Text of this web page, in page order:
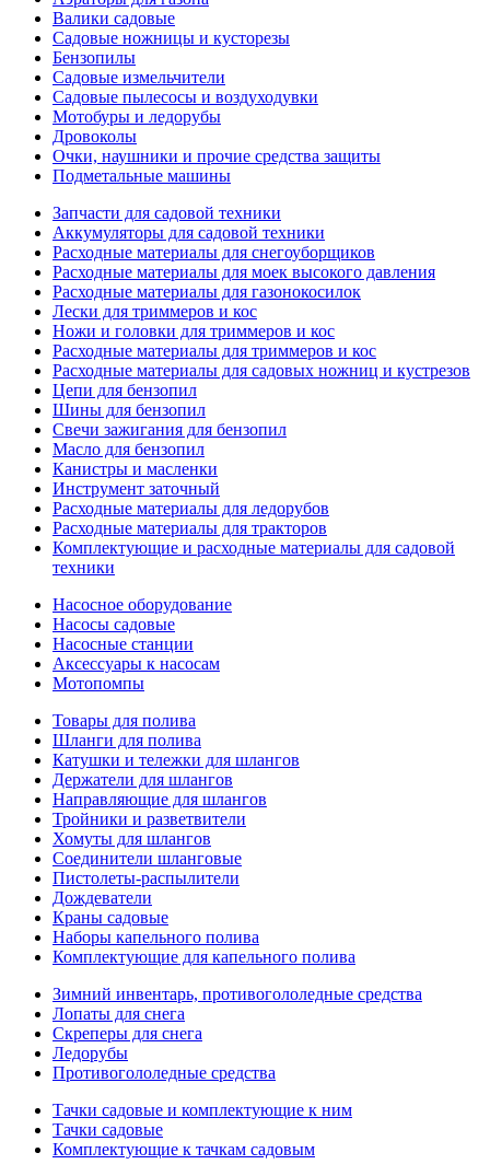
Валики садовые
Садовые ножницы и кусторезы
Бензопилы
Садовые измельчители
Садовые пылесосы и воздуходувки
Мотобуры и ледорубы
Дровоколы
Очки, наушники и прочие средства защиты
Подметальные машины
Запчасти для садовой техники
Аккумуляторы для садовой техники
Расходные материалы для снегоуборщиков
Расходные материалы для моек высокого давления
Расходные материалы для газонокосилок
Лески для триммеров и кос
Ножи и головки для триммеров и кос
Расходные материалы для триммеров и кос
Расходные материалы для садовых ножниц и кустрезов
Цепи для бензопил
Шины для бензопил
Свечи зажигания для бензопил
Масло для бензопил
Канистры и масленки
Инструмент заточный
Расходные материалы для ледорубов
Расходные материалы для тракторов
Комплектующие и расходные материалы для садовой
техники
Насосное оборудование
Насосы садовые
Насосные станции
Аксессуары к насосам
Мотопомпы
Товары для полива
Шланги для полива
Катушки и тележки для шлангов
Держатели для шлангов
Направляющие для шлангов
Тройники и разветвители
Хомуты для шлангов
Соединители шланговые
Пистолеты-распылители
Дождеватели
Краны садовые
Наборы капельного полива
Комплектующие для капельного полива
Зимний инвентарь, противогололедные средства
Лопаты для снега
Скреперы для снега
Ледорубы
Противогололедные средства
Тачки садовые и комплектующие к ним
Тачки садовые
Комплектующие к тачкам садовым